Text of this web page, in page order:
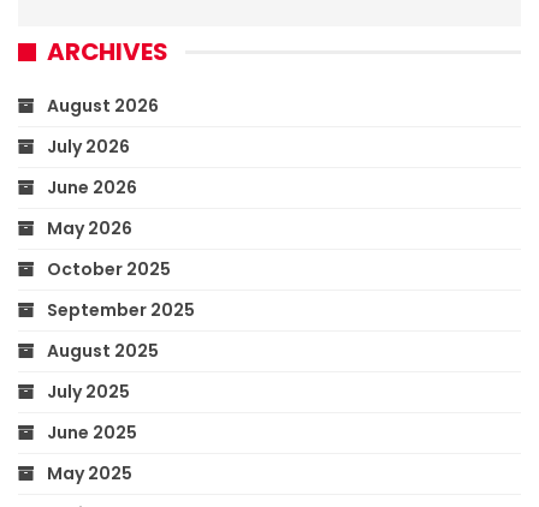
ARCHIVES
August 2026
July 2026
June 2026
May 2026
October 2025
September 2025
August 2025
July 2025
June 2025
May 2025